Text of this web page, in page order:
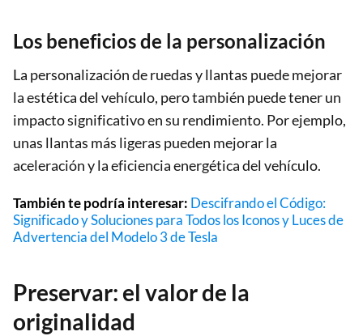
Los beneficios de la personalización
La personalización de ruedas y llantas puede mejorar
la estética del vehículo, pero también puede tener un
impacto significativo en su rendimiento. Por ejemplo,
unas llantas más ligeras pueden mejorar la
aceleración y la eficiencia energética del vehículo.
También te podría interesar: Descifrando el Código:
Significado y Soluciones para Todos los Iconos y Luces de
Advertencia del Modelo 3 de Tesla
Preservar: el valor de la
originalidad